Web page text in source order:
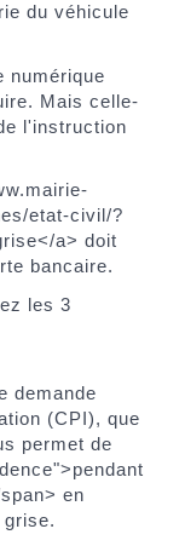
du véhicule
numérique
Mais celle-
l'instruction
etat-civil/?
a> doit
bancaire.
les 3
demande
(CPI), que
permet de
en